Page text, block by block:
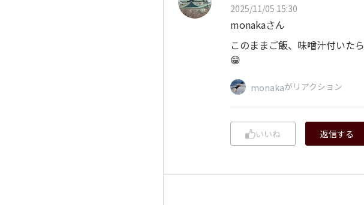
2025/11/05 15:30
monakaさん
このままご飯、味噌汁付いた
😁
monakaがリアクション
いいね 返信する